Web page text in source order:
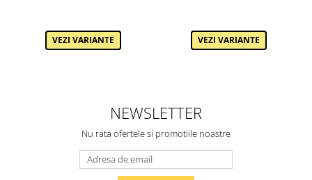
VEZI VARIANTE VEZI VARIANTE
NEWSLETTER
Nu rata ofertele si promotiile noastre